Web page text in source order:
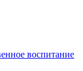
воспитание